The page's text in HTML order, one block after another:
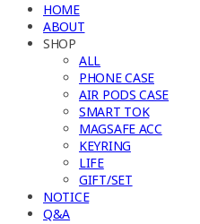
HOME
ABOUT
SHOP
ALL
PHONE CASE
AIR PODS CASE
SMART TOK
MAGSAFE ACC
KEYRING
LIFE
GIFT/SET
NOTICE
Q&A